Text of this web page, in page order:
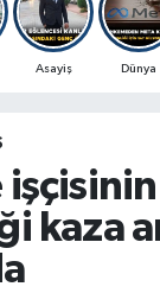
Asayiş Dünya
kaza